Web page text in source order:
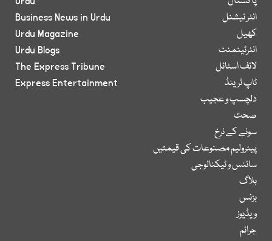
انٹر نیشنل
کھیل
انٹرٹینمنٹ
لائف اسٹائل
ٹاپ ٹرینڈ
دلچسپ و عجیب
صحت
سونے کے نرخ
پیٹرولیم مصنوعات کی قیمتیں
سائنس و ٹیکنالوجی
بلاگ
بزنس
ویڈیوز
جرائم
Business News in Urdu
Urdu Magazine
Urdu Blogs
The Express Tribune
Express Entertainment